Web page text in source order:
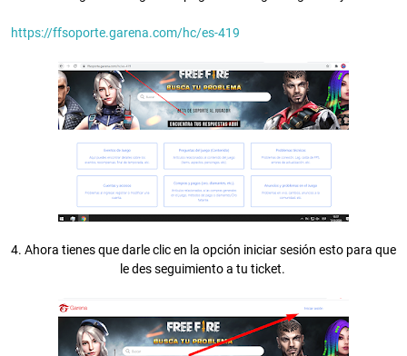
https://ffsoporte.garena.com/hc/es-419
4. Ahora tienes que darle clic en la opción iniciar sesión esto para que
le des seguimiento a tu ticket.